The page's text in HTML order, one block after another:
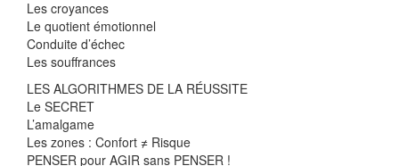
Les croyances
Le quotient émotionnel
Conduite d’échec
Les souffrances
LES ALGORITHMES DE LA RÉUSSITE
Le SECRET
L’amalgame
Les zones : Confort ≠ Risque
PENSER pour AGIR sans PENSER !